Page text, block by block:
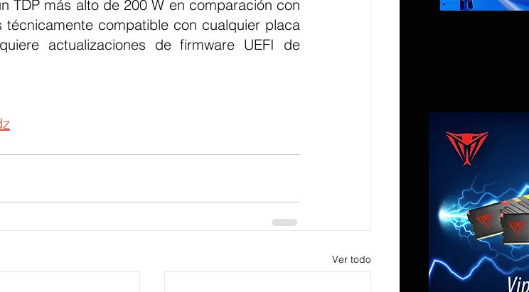
TDP más alto de 200 W en comparación con
técnicamente compatible con cualquier placa
actualizaciones de firmware UEFI de
Ver todo